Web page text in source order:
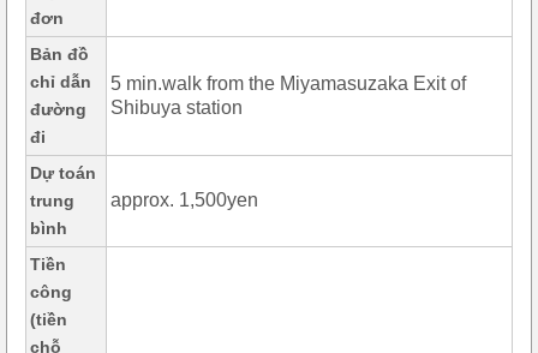
đơn
Bản đồ
chỉ dẫn
đường
đi
5 min.walk from the Miyamasuzaka Exit of
Shibuya station
Dự toán
trung
bình
approx. 1,500yen
Tiền
công
(tiền
chỗ